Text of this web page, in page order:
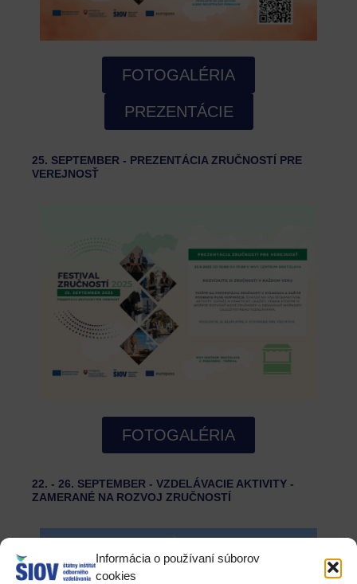
Informácia o používaní súborov
cookies
FOTOGALÉRIA
PREZENTÁCIE
25. SEPTEMBER - PREZENTÁCIA ZRUČNOSTÍ PRE
VEREJNOSŤ
FOTOGALÉRIA
22. - 26. SEPTEMBER - VZDELÁVACIE AKTIVITY -
ZAMERANÉ NA ROZVOJ ZRUČNOSTÍ